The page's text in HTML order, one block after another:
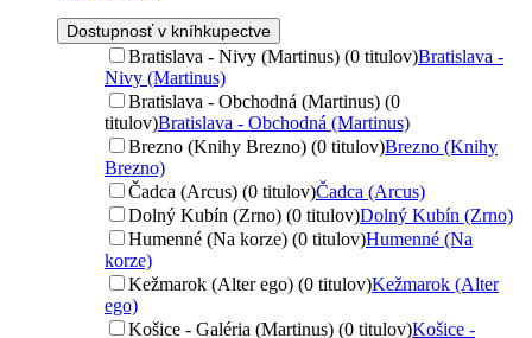
Dostupnosť v kníhkupectve
Bratislava - Nivy (Martinus) (0 titulov)Bratislava -
Nivy (Martinus)
Bratislava - Obchodná (Martinus) (0
titulov)Bratislava - Obchodná (Martinus)
Brezno (Knihy Brezno) (0 titulov)Brezno (Knihy
Brezno)
Čadca (Arcus) (0 titulov)Čadca (Arcus)
Dolný Kubín (Zrno) (0 titulov)Dolný Kubín (Zrno)
Humenné (Na korze) (0 titulov)Humenné (Na
korze)
Kežmarok (Alter ego) (0 titulov)Kežmarok (Alter
ego)
Košice - Galéria (Martinus) (0 titulov)Košice -